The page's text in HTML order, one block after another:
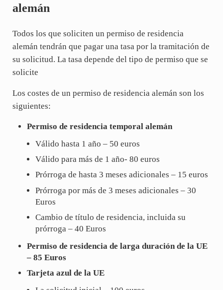
alemán
Todos los que soliciten un permiso de residencia
alemán tendrán que pagar una tasa por la tramitación de
su solicitud. La tasa depende del tipo de permiso que se
solicite
Los costes de un permiso de residencia alemán son los
siguientes:
Permiso de residencia temporal alemán
Válido hasta 1 año – 50 euros
Válido para más de 1 año- 80 euros
Prórroga de hasta 3 meses adicionales – 15 euros
Prórroga por más de 3 meses adicionales – 30
Euros
Cambio de título de residencia, incluida su
prórroga – 40 Euros
Permiso de residencia de larga duración de la UE
– 85 Euros
Tarjeta azul de la UE